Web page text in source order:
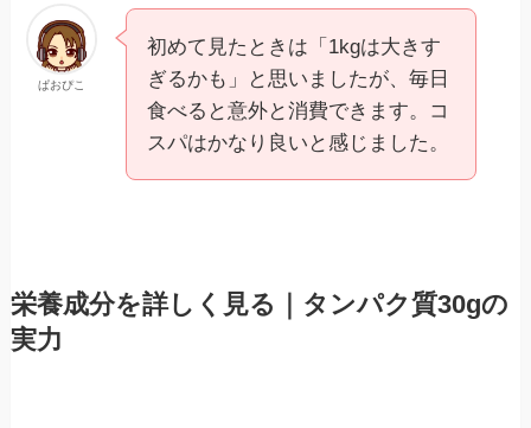
ぱおぴこ
初めて見たときは「1kgは大きす
ぎるかも」と思いましたが、毎日
食べると意外と消費できます。コ
スパはかなり良いと感じました。
栄養成分を詳しく見る｜タンパク質30gの
実力